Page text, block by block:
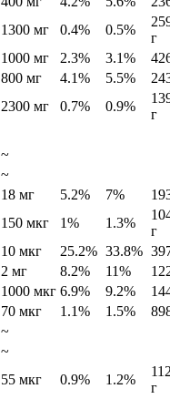
1300 мг 0.4% 0.5%
г
1000 мг 2.3% 3.1%
800 мг 4.1% 5.5%
2300 мг 0.7% 0.9%
г
~
~
18 мг 5.2% 7%
150 мкг 1% 1.3%
г
10 мкг 25.2% 33.8%
2 мг 8.2% 11%
1000 мкг 6.9% 9.2%
70 мкг 1.1% 1.5%
~
~
55 мкг 0.9% 1.2%
г